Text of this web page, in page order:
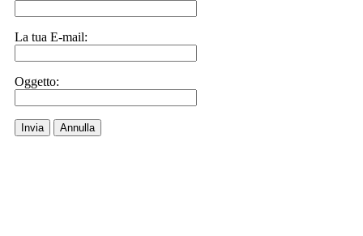
La tua E-mail:
Oggetto:
Invia Annulla